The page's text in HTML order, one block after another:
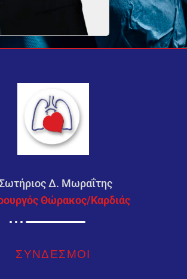
Δ. Μωραΐτης
Θώρακος/Καρδιάς
ΣΥΝΔΕΣMΟΙ